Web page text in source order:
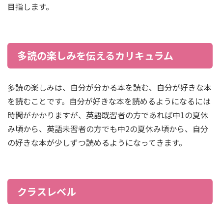
目指します。
多読の楽しみを伝えるカリキュラム
多読の楽しみは、自分が分かる本を読む、自分が好きな本
を読むことです。自分が好きな本を読めるようになるには
時間がかかりますが、英語既習者の方であれば中1の夏休
み頃から、英語未習者の方でも中2の夏休み頃から、自分
の好きな本が少しずつ読めるようになってきます。
クラスレベル